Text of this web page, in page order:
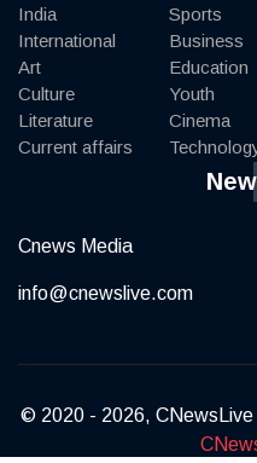
India
International
Art
Culture
Literature
Current affairs
Sports
Business
Education
Youth
Cinema
Cnews Media
info@cnewslive.com
© 2020 - 2026, CNewsLive